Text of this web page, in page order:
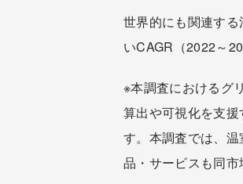
世界的にも関連す
いCAGR（2022～
※本調査におけるグ
算出や可視化を支
す。本調査では、
品・サービスも同市